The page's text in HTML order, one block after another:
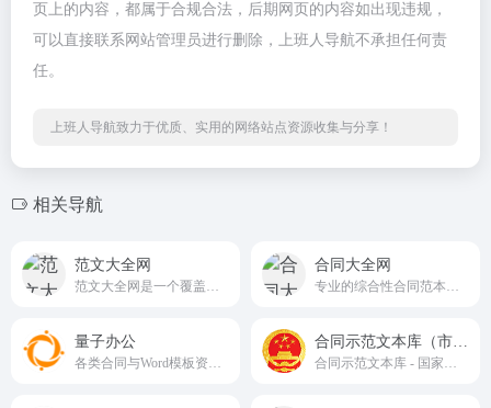
页上的内容，都属于合规合法，后期网页的内容如出现违规，
可以直接联系网站管理员进行删除，上班人导航不承担任何责
任。
上班人导航致力于优质、实用的网络站点资源收集与分享！
相关导航
范文大全网 合同大全网
量子办公